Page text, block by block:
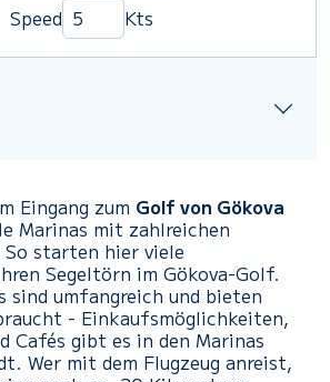
Speed
Kts
Eingang zum Golf von Gökova
Marinas mit zahlreichen
starten hier viele
Segeltörn im Gökova-Golf.
sind umfangreich und bieten
- Einkaufsmöglichkeiten,
Cafés gibt es in den Marinas
Wer mit dem Flugzeug anreist,